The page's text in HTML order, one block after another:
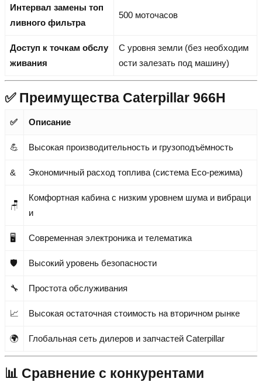
Интервал замены топ
ливного фильтра
500 моточасов
Доступ к точкам обслу
живания
С уровня земли (без необходим
ости залезать под машину)
✅ Преимущества Caterpillar 966H
✅ Описание
💪 Высокая производительность и грузоподъёмность
& Экономичный расход топлива (система Eco-режима)
🪑
Комфортная кабина с низким уровнем шума и вибраци
и
🖥️ Современная электроника и телематика
🛡️ Высокий уровень безопасности
🔧 Простота обслуживания
📈 Высокая остаточная стоимость на вторичном рынке
🌍 Глобальная сеть дилеров и запчастей Caterpillar
📊 Сравнение с конкурентами